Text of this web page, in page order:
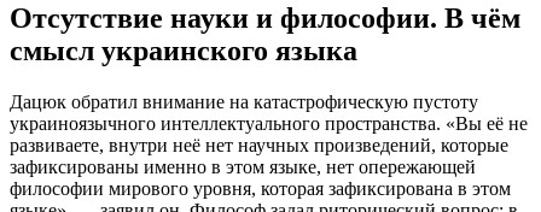
Отсутствие науки и философии. В чём
смысл украинского языка
Дацюк обратил внимание на катастрофическую пустоту
украиноязычного интеллектуального пространства. «Вы её не
развиваете, внутри неё нет научных произведений, которые
зафиксированы именно в этом языке, нет опережающей
философии мирового уровня, которая зафиксирована в этом